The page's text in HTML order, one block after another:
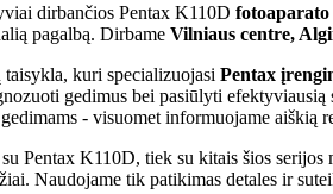
dirbančios Pentax K110D
pagalbą. Dirbame Vilniaus centre,
taisykla, kuri specializuojasi Pentax
gedimus bei pasiūlyti efektyviausią
- visuomet informuojame aiškią
Pentax K110D, tiek su kitais šios
Naudojame tik patikimas detales ir